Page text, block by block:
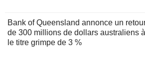
Bank of Queensland annonce un
de 300 millions de dollars australiens
le titre grimpe de 3 %